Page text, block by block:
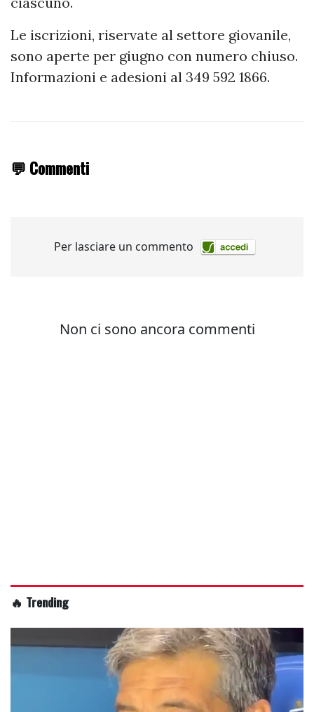
Le iscrizioni, riservate al settore giovanile,
sono aperte per giugno con numero chiuso.
Informazioni e adesioni al 349 592 1866.
💬 Commenti
🔥 Trending